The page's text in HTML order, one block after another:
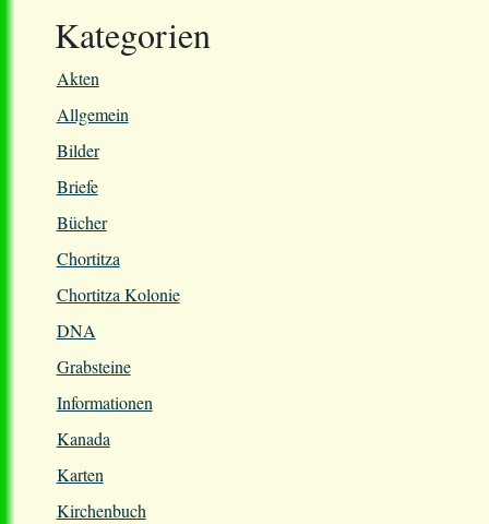
Kategorien
Akten
Allgemein
Bilder
Briefe
Bücher
Chortitza
Chortitza Kolonie
DNA
Grabsteine
Informationen
Kanada
Karten
Kirchenbuch